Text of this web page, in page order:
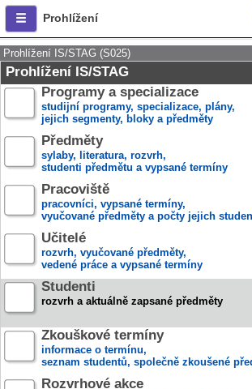
Prohlížení
Prohlížení IS/STAG (S025)
Prohlížení IS/STAG
Programy a specializace
studijní programy, specializace, plány,
jejich segmenty, bloky a předměty
Předměty
sylaby, literatura, rozvrh,
studenti předmětu a vypsané termíny
Pracoviště
pracovníci, vypsané termíny,
vyučované předměty a počty jejich
Učitelé
rozvrh, vyučované předměty,
vedené práce a vypsané termíny
Studenti
rozvrh a aktuálně zapsané předměty
Zkouškové termíny
informace o termínu,
seznam studentů, společně zkoušené
Rozvrhové akce